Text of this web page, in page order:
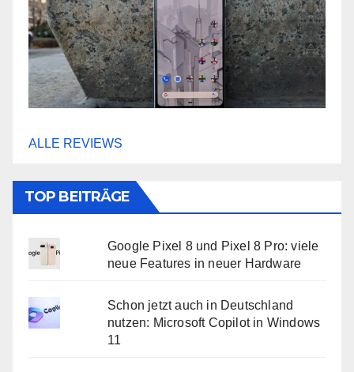
ALLE REVIEWS
TOP BEITRÄGE
Google Pixel 8 und Pixel 8 Pro: viele
neue Features in neuer Hardware
Schon jetzt auch in Deutschland
nutzen: Microsoft Copilot in Windows
11